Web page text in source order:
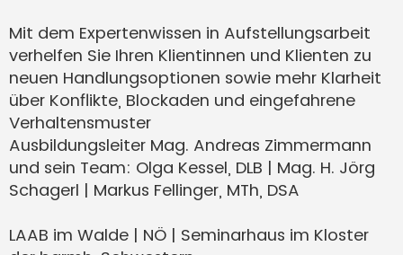
Mit dem Expertenwissen in Aufstellungsarbeit
verhelfen Sie Ihren Klientinnen und Klienten zu
neuen Handlungsoptionen sowie mehr Klarheit
über Konflikte, Blockaden und eingefahrene
Verhaltensmuster
Ausbildungsleiter Mag. Andreas Zimmermann
und sein Team: Olga Kessel, DLB | Mag. H. Jörg
Schagerl | Markus Fellinger, MTh, DSA
LAAB im Walde | NÖ | Seminarhaus im Kloster